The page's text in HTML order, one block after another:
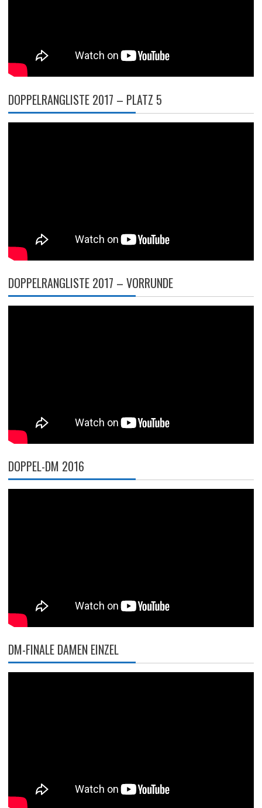
DOPPELRANGLISTE 2017 – PLATZ 5
DOPPELRANGLISTE 2017 – VORRUNDE
DOPPEL-DM 2016
DM-FINALE DAMEN EINZEL